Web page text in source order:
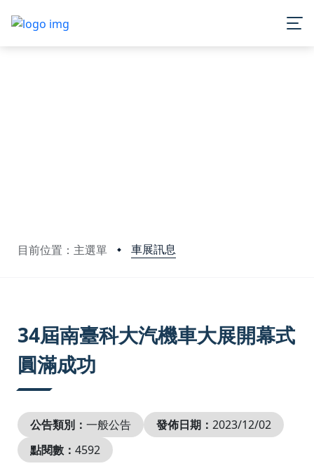
目前位置：主選單 車展訊息
34屆南臺科大汽機車大展開幕式
圓滿成功
公告類別： 一般公告 發佈日期： 2023/12/02
點閱數： 4592